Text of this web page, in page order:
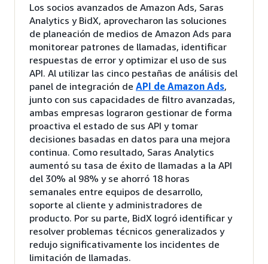
Los socios avanzados de Amazon Ads, Saras
Analytics y BidX, aprovecharon las soluciones
de planeación de medios de Amazon Ads para
monitorear patrones de llamadas, identificar
respuestas de error y optimizar el uso de sus
API. Al utilizar las cinco pestañas de análisis del
panel de integración de API de Amazon Ads,
junto con sus capacidades de filtro avanzadas,
ambas empresas lograron gestionar de forma
proactiva el estado de sus API y tomar
decisiones basadas en datos para una mejora
continua. Como resultado, Saras Analytics
aumentó su tasa de éxito de llamadas a la API
del 30% al 98% y se ahorró 18 horas
semanales entre equipos de desarrollo,
soporte al cliente y administradores de
producto. Por su parte, BidX logró identificar y
resolver problemas técnicos generalizados y
redujo significativamente los incidentes de
limitación de llamadas.